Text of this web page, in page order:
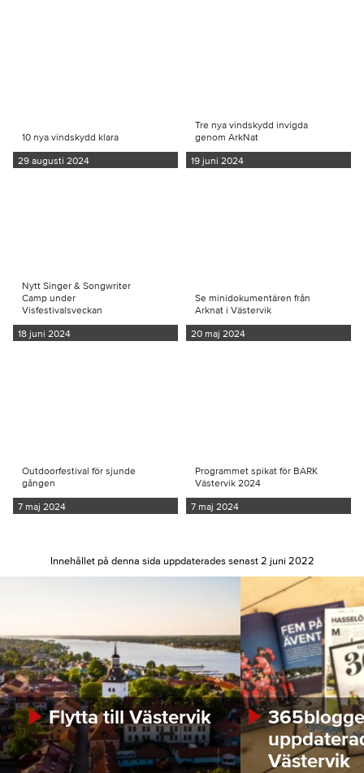
10 nya vindskydd klara
29 augusti 2024
Tre nya vindskydd invigda
genom ArkNat
19 juni 2024
Nytt Singer & Songwriter
Camp under
Visfestivalsveckan
18 juni 2024
Se minidokumentären från
Arknat i Västervik
20 maj 2024
Outdoorfestival för sjunde
gången
7 maj 2024
Programmet spikat för BARK
Västervik 2024
7 maj 2024
Innehållet på denna sida uppdaterades senast 2 juni 2022
Flytta till Västervik
Västervik